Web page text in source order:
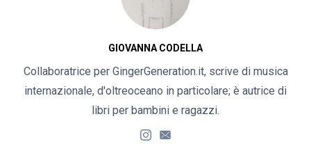
GIOVANNA CODELLA
Collaboratrice per GingerGeneration.it, scrive di musica
internazionale, d'oltreoceano in particolare; è autrice di
libri per bambini e ragazzi.